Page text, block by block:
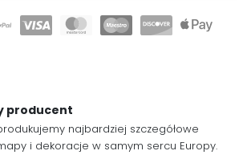
producent
najbardziej szczegółowe
i dekoracje w samym sercu Europy.